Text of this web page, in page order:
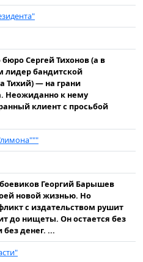
Сергей Тихонов (а в
лидер бандитской
Тихий) — на грани
Неожиданно к нему
клиент с просьбой
Георгий Барышев
новой жизнью. Но
с издательством рушит
до нищеты. Он остается без
денег. ...